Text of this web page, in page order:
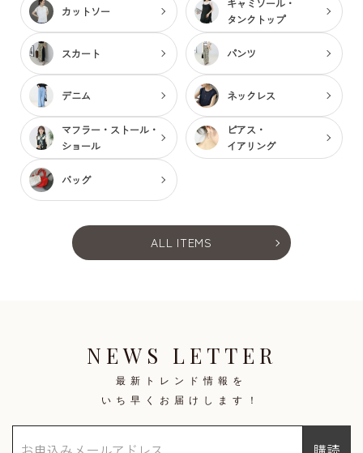
カットソー
キャミソール・
タンクトップ
スカート パンツ
デニム ネックレス
マフラー・ストール・
ショール
ピアス・
イアリング
バッグ
ALL ITEMS
NEWS LETTER
最新トレンド情報を
いち早くお届けします！